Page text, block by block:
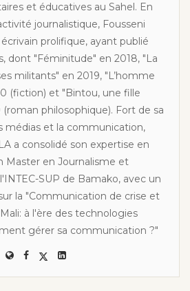
et éducatives au Sahel. En
journalistique, Fousseni
prolifique, ayant publié
dont "Féminitude" en 2018, "La
militants" en 2019, "L’homme
(fiction) et "Bintou, une fille
philosophique). Fort de sa
médias et la communication,
a consolidé son expertise en
Master en Journalisme et
SUP de Bamako, avec un
la "Communication de crise et
à l'ère des technologies
gérer sa communication ?"